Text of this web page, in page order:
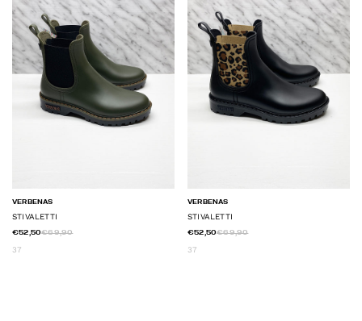
VERBENAS
STIVALETTI
€52,50€69,90
37
VERBENAS
STIVALETTI
€52,50€69,90
37